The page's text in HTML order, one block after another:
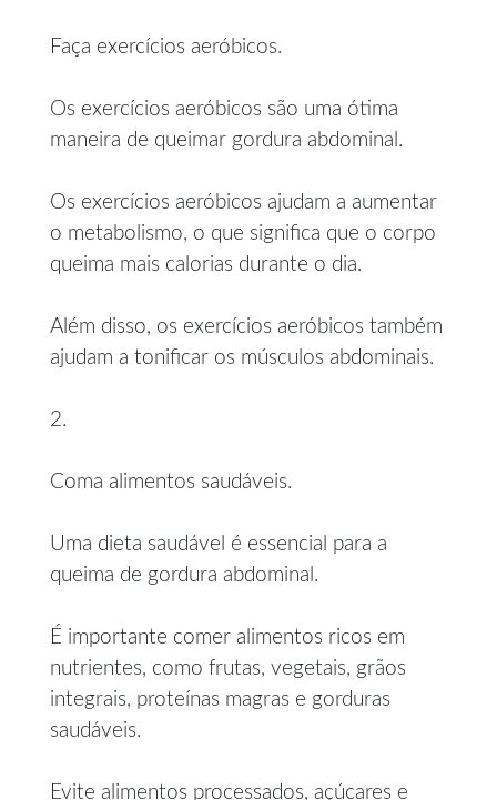
Faça exercícios aeróbicos.
Os exercícios aeróbicos são uma ótima
maneira de queimar gordura abdominal.
Os exercícios aeróbicos ajudam a aumentar
o metabolismo, o que significa que o corpo
queima mais calorias durante o dia.
Além disso, os exercícios aeróbicos também
ajudam a tonificar os músculos abdominais.
2.
Coma alimentos saudáveis.
Uma dieta saudável é essencial para a
queima de gordura abdominal.
É importante comer alimentos ricos em
nutrientes, como frutas, vegetais, grãos
integrais, proteínas magras e gorduras
saudáveis.
Evite alimentos processados, açúcares e